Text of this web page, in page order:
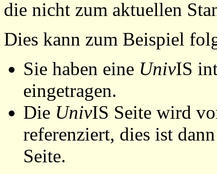
die nicht zum aktuellen
Dies kann zum Beispiel
Sie haben eine UnivIS
eingetragen.
Die UnivIS Seite wird
referenziert, dies ist
Seite.